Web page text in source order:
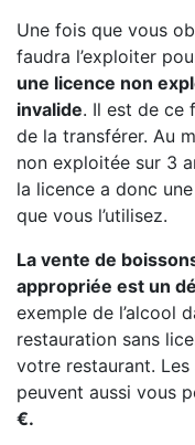
Une fois que vous
faudra l’exploiter
une licence non
invalide. Il est de ce
de la transférer. Au
non exploitée sur 3
la licence a donc
que vous l’utilisez.
La vente de
appropriée est un
exemple de l’alcool
restauration sans
votre restaurant. Les
peuvent aussi vous
€.